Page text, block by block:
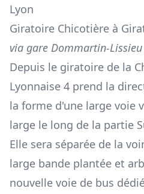
Lyon
Giratoire Chicotière à
via gare Dommartin-
Depuis le giratoire de la
Lyonnaise 4 prend la
la forme d'une large voie
large le long de la partie
Elle sera séparée de la
large bande plantée et
nouvelle voie de bus